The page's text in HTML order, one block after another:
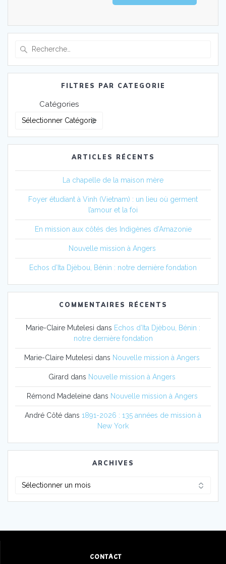
:
FILTRES PAR CATEGORIE
Catégories
ARTICLES RÉCENTS
La chapelle de la maison mère
Foyer étudiant à Vinh (Vietnam) : un lieu où germent
l’amour et la foi
En mission aux côtés des Indigènes d’Amazonie
Nouvelle mission à Angers
Echos d’Ita Djèbou, Bénin : notre dernière fondation
COMMENTAIRES RÉCENTS
Marie-Claire Mutelesi dans Echos d’Ita Djèbou, Bénin :
notre dernière fondation
Marie-Claire Mutelesi dans Nouvelle mission à Angers
Girard dans Nouvelle mission à Angers
Rémond Madeleinedans Nouvelle mission à Angers
André Côté dans 1891-2026 : 135 années de mission à
New York
ARCHIVES
CONTACT